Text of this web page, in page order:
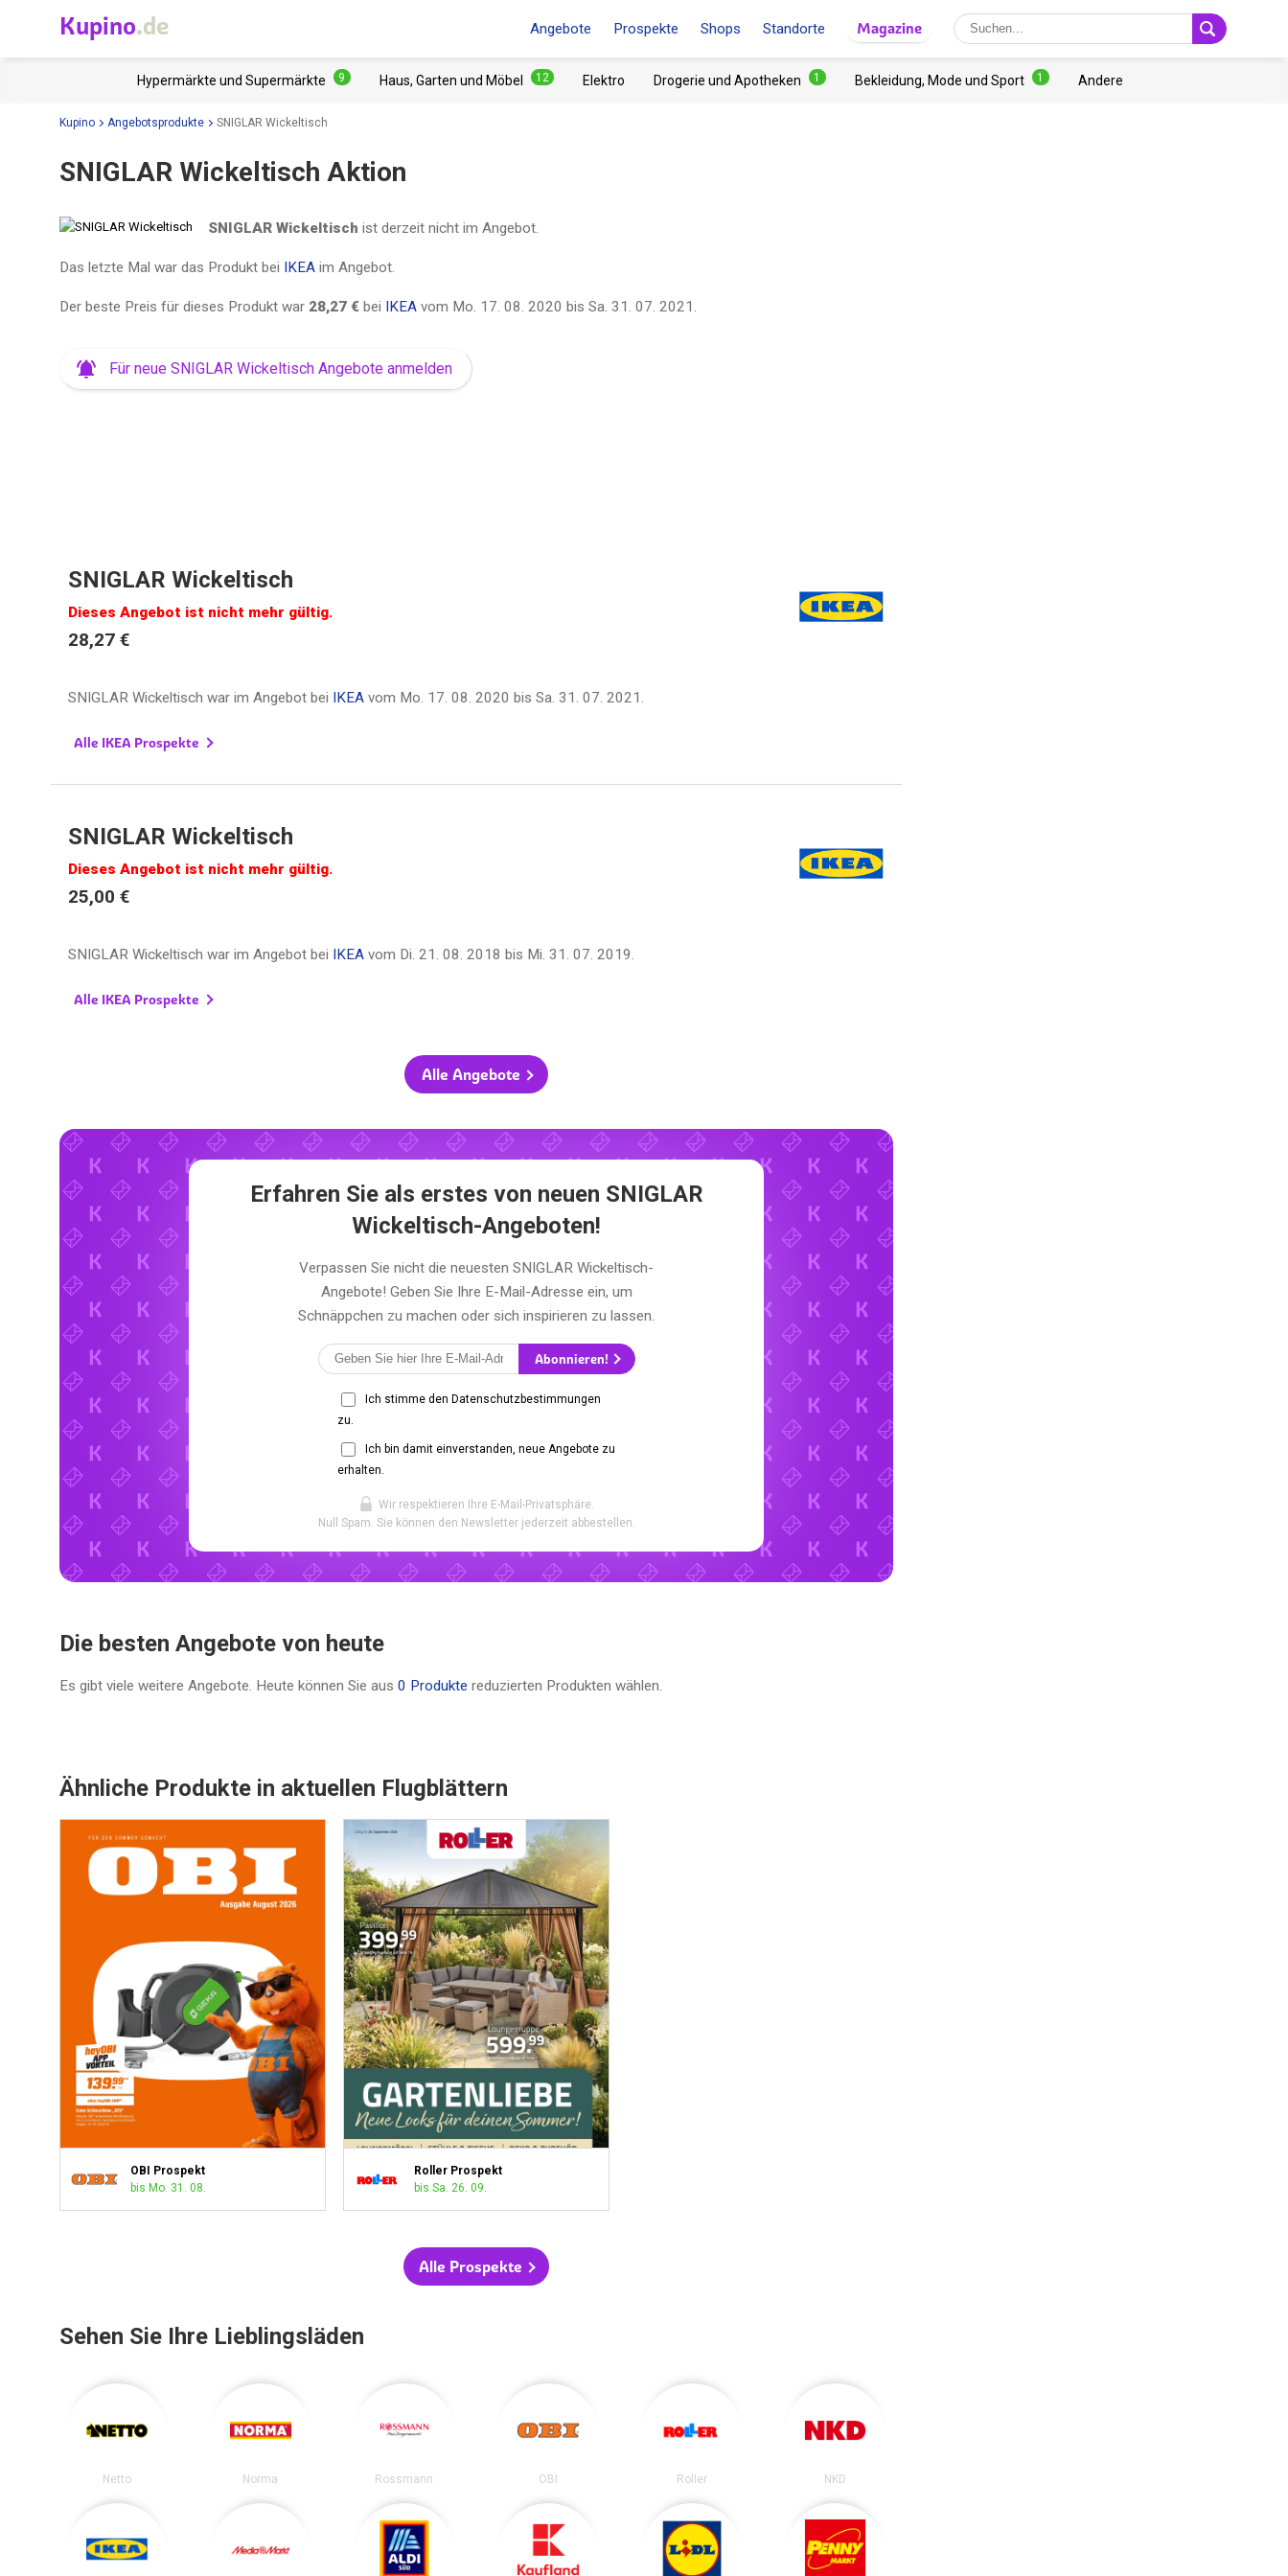
Kupino.de Angebote Prospekte Shops Standorte Magazine
Hypermärkte und Supermärkte 9 Haus, Garten und Möbel 12 Elektro Drogerie und Apotheken 1 Bekleidung, Mode und Sport 1 Andere
Kupino Angebotsprodukte SNIGLAR Wickeltisch
SNIGLAR Wickeltisch Aktion
SNIGLAR Wickeltisch ist derzeit nicht im Angebot.
Das letzte Mal war das Produkt bei IKEA im Angebot.
Der beste Preis für dieses Produkt war 28,27 € bei IKEA vom Mo. 17. 08. 2020 bis Sa. 31. 07. 2021 .
Für neue SNIGLAR Wickeltisch Angebote anmelden
SNIGLAR Wickeltisch
Dieses Angebot ist nicht mehr gültig.
28,27 €
SNIGLAR Wickeltisch war im Angebot bei IKEAvom Mo. 17. 08. 2020 bis Sa. 31. 07. 2021 .
Alle IKEA Prospekte
SNIGLAR Wickeltisch
Dieses Angebot ist nicht mehr gültig.
25,00 €
SNIGLAR Wickeltisch war im Angebot bei IKEAvom Di. 21. 08. 2018 bis Mi. 31. 07. 2019.
Alle IKEA Prospekte
Alle Angebote
Erfahren Sie als erstes von neuen SNIGLAR
Wickeltisch-Angeboten!
Verpassen Sie nicht die neuesten SNIGLAR Wickeltisch-
Angebote! Geben Sie Ihre E-Mail-Adresse ein, um
Schnäppchen zu machen oder sich inspirieren zu lassen.
Abonnieren!
Ich stimme den Datenschutzbestimmungen
zu.
Ich bin damit einverstanden, neue Angebote zu
erhalten.
Wir respektieren Ihre E-Mail-Privatsphäre.
Null Spam. Sie können den Newsletter jederzeit abbestellen.
Die besten Angebote von heute
Es gibt viele weitere Angebote. Heute können Sie aus 0 Produkte reduzierten Produkten wählen.
Ähnliche Produkte in aktuellen Flugblättern
OBI Prospekt
bis Mo. 31. 08.
Roller Prospekt
bis Sa. 26. 09.
Alle Prospekte
Sehen Sie Ihre Lieblingsläden
Netto Norma Rossmann OBI Roller NKD